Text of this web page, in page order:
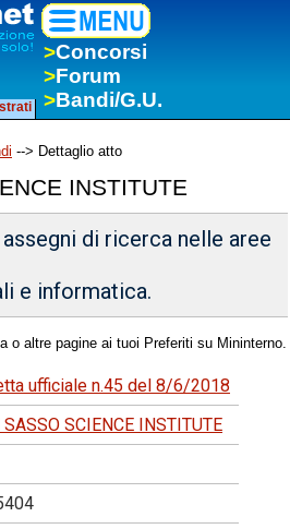
>Concorsi
>Forum
>Bandi/G.U.
--> Dettaglio atto
INSTITUTE
di ricerca nelle aree
e informatica.
o altre pagine ai tuoi Preferiti su Mininterno.
ufficiale n.45 del 8/6/2018
SASSO SCIENCE INSTITUTE